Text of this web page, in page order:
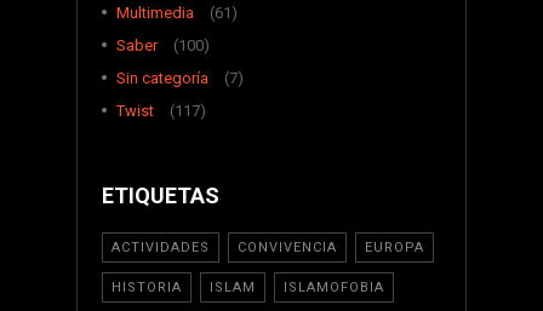
Multimedia
(61)
Saber
(100)
Sin categoría
(7)
Twist
(117)
ETIQUETAS
ACTIVIDADES CONVIVENCIA EUROPA
HISTORIA ISLAM ISLAMOFOBIA